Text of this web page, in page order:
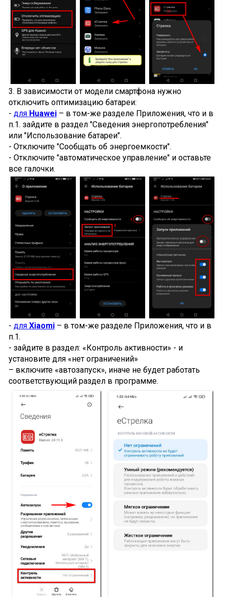
3. В зависимости от модели смартфона нужно
отключить оптимизацию батареи:
- для Huawei– в том-же разделе Приложения, что и в
п.1. зайдите в раздел "Сведения энергопотребления"
или "Использование батареи".
- Отключите "Сообщать об энергоемкости".
- Отключите "автоматическое управление" и оставьте
все галочки.
- для Xiaomi– в том-же разделе Приложения, что и в
п.1.
- зайдите в раздел: «Контроль активности» - и
установите для «нет ограничений»
– включите «автозапуск», иначе не будет работать
соответствующий раздел в программе.